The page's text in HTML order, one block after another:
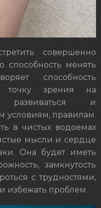
совершенно
способность менять
способность
точку зрения на
развиваться и
условиям, правилам.
в чистых водоемах
мысли и сердце
Она будет иметь
замкнутость
с трудностями,
избежать проблем.